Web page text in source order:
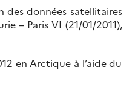
données satellitaires
– Paris VI (21/01/2011),
en Arctique à l’aide du